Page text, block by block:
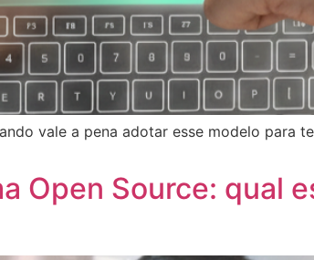
vale a pena adotar esse modelo para
Open Source: qual